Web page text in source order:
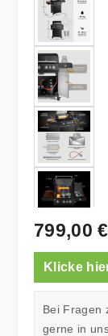
799,00
Bei Fragen
gerne in